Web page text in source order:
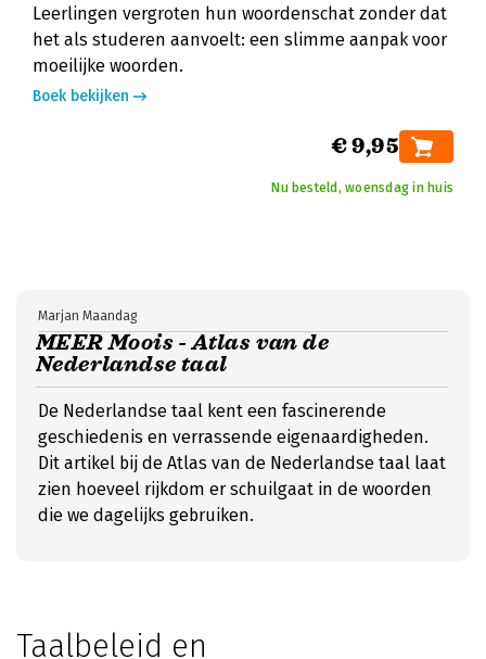
Leerlingen vergroten hun woordenschat zonder dat
het als studeren aanvoelt: een slimme aanpak voor
moeilijke woorden.
Boek bekijken
€ 9,95
Nu besteld, woensdag in huis
MEER Moois - Atlas van de
Nederlandse taal
Marjan Maandag
De Nederlandse taal kent een fascinerende
geschiedenis en verrassende eigenaardigheden.
Dit artikel bij de Atlas van de Nederlandse taal laat
zien hoeveel rijkdom er schuilgaat in de woorden
die we dagelijks gebruiken.
Taalbeleid en